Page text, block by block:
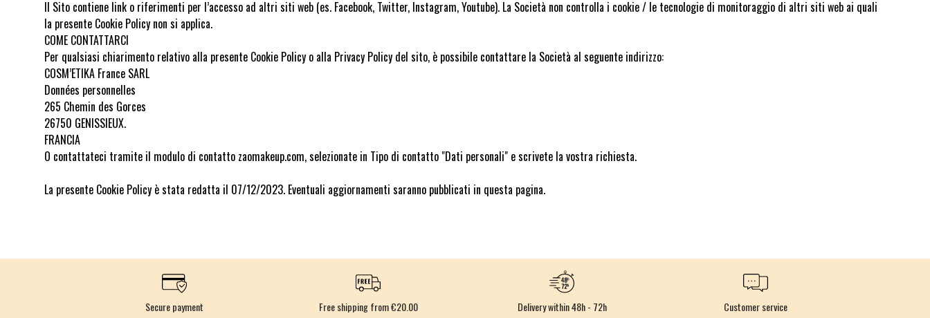
Il Sito contiene link o riferimenti per l’accesso ad altri siti web (es. Facebook, Twitter, Instagram, Youtube). La Società non controlla i cookie / le tecnologie di monitoraggio di altri siti web ai quali
la presente Cookie Policy non si applica.
COME CONTATTARCI
Per qualsiasi chiarimento relativo alla presente Cookie Policy o alla Privacy Policy del sito, è possibile contattare la Società al seguente indirizzo:
COSM’ETIKA France SARL
Données personnelles
265 Chemin des Gorces
26750 GENISSIEUX.
FRANCIA
O contattateci tramite il modulo di contatto zaomakeup.com, selezionate in Tipo di contatto "Dati personali" e scrivete la vostra richiesta.
La presente Cookie Policy è stata redatta il 07/12/2023. Eventuali aggiornamenti saranno pubblicati in questa pagina.
Secure payment Free shipping from €20.00 Delivery within 48h - 72h Customer service